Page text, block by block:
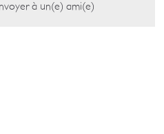
à un(e) ami(e)